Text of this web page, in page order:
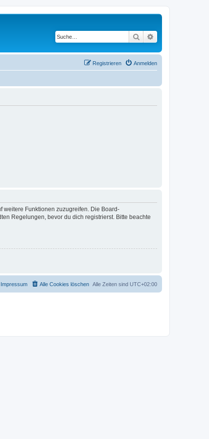
Suche
Anmelden
Registrieren
weitere Funktionen zuzugreifen. Die Board-
Regelungen, bevor du dich registrierst. Bitte beachte
Alle Zeiten sind UTC+02:00
Alle Cookies löschen
Impressum